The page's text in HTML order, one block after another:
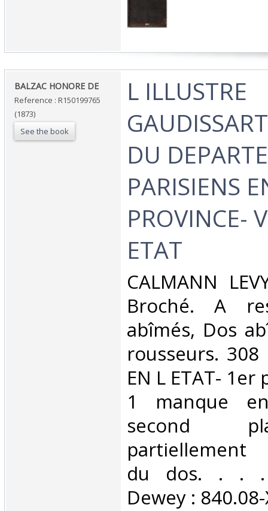
‎BALZAC HONORE DE‎
Reference : R150199765
(1873)
See the book
‎L ILLUSTRE
DU
PARISIENS
PROVINCE-
ETAT‎
‎CALMANN
Broché. A
abîmés, Dos
rousseurs. 308
EN L ETAT-
1 manque
second
partiellement
du dos. . . .
Dewey :